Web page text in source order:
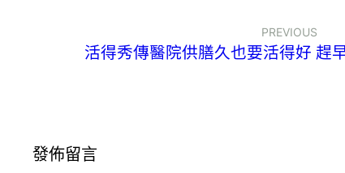
PREVIOUS
活得秀傳醫院供膳久也要活得好 趕
發佈留言